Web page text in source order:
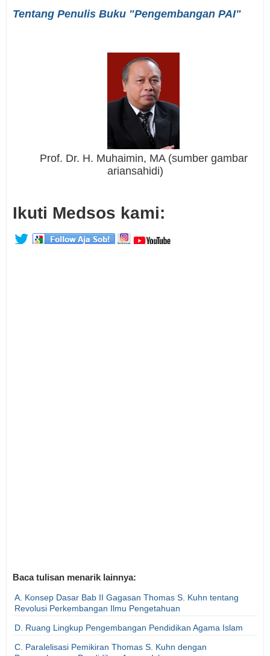
Tentang Penulis Buku "Pengembangan PAI"
Prof. Dr. H. Muhaimin, MA (sumber gambar
ariansahidi)
Ikuti Medsos kami:
Baca tulisan menarik lainnya:
A. Konsep Dasar Bab II Gagasan Thomas S. Kuhn tentang
Revolusi Perkembangan Ilmu Pengetahuan
D. Ruang Lingkup Pengembangan Pendidikan Agama Islam
C. Paralelisasi Pemikiran Thomas S. Kuhn dengan